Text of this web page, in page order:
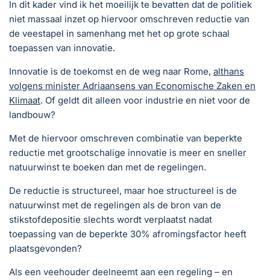
In dit kader vind ik het moeilijk te bevatten dat de politiek
niet massaal inzet op hiervoor omschreven reductie van
de veestapel in samenhang met het op grote schaal
toepassen van innovatie.
Innovatie is de toekomst en de weg naar Rome, althans
volgens minister Adriaansens van Economische Zaken en
Klimaat. Of geldt dit alleen voor industrie en niet voor de
landbouw?
Met de hiervoor omschreven combinatie van beperkte
reductie met grootschalige innovatie is meer en sneller
natuurwinst te boeken dan met de regelingen.
De reductie is structureel, maar hoe structureel is de
natuurwinst met de regelingen als de bron van de
stikstofdepositie slechts wordt verplaatst nadat
toepassing van de beperkte 30% afromingsfactor heeft
plaatsgevonden?
Als een veehouder deelneemt aan een regeling – en